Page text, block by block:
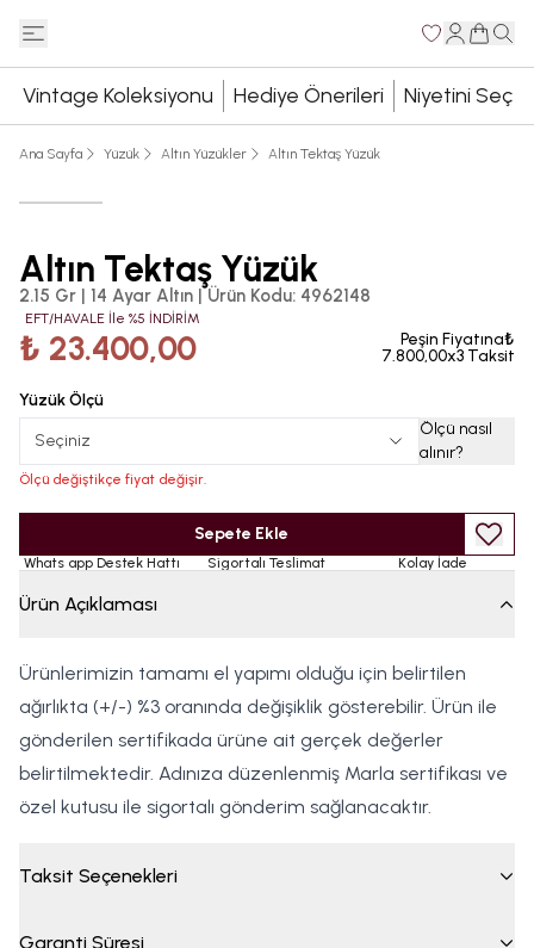
Vintage Koleksiyonu Hediye Önerileri Niyetini Seç
Ana Sayfa Yüzük Altın Yüzükler Altın Tektaş Yüzük
Altın Tektaş Yüzük
2.15 Gr | 14 Ayar Altın |Ürün Kodu: 4962148
EFT/HAVALE İle %5 İNDİRİM
₺ 23.400,00
Peşin Fiyatına₺
7.800,00x3 Taksit
Yüzük Ölçü
Seçiniz
Ölçü nasıl
alınır?
Ölçü değiştikçe fiyat değişir.
Sepete Ekle
Whats app Destek Hattı Sigortalı Teslimat Kolay İade
Ürün Açıklaması
Ürünlerimizin tamamı el yapımı olduğu için belirtilen
ağırlıkta (+/-) %3 oranında değişiklik gösterebilir. Ürün ile
gönderilen sertifikada ürüne ait gerçek değerler
belirtilmektedir. Adınıza düzenlenmiş Marla sertifikası ve
özel kutusu ile sigortalı gönderim sağlanacaktır.
Taksit Seçenekleri
Garanti Süresi